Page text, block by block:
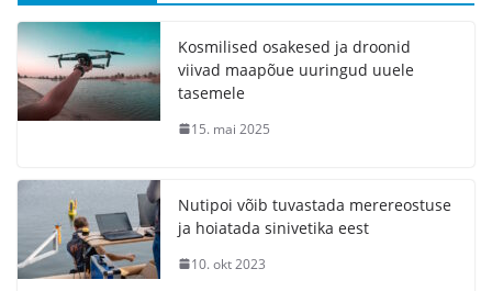
Kosmilised osakesed ja droonid
viivad maapõue uuringud uuele
tasemele
15. mai 2025
Nutipoi võib tuvastada merereostuse
ja hoiatada sinivetika eest
10. okt 2023